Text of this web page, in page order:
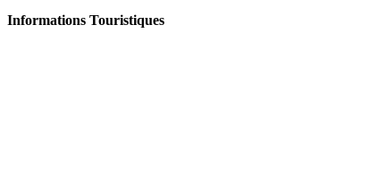
Informations Touristiques